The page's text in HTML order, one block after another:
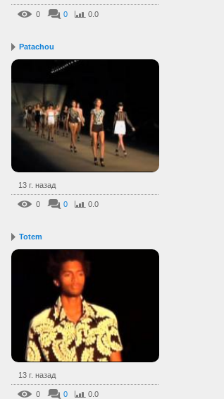
0 0 0.0
Patachou
13 г. назад
0 0 0.0
Totem
13 г. назад
0 0 0.0